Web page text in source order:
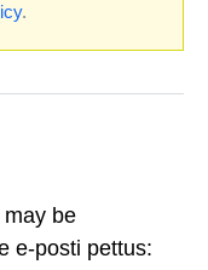
.
be
e-posti pettus: